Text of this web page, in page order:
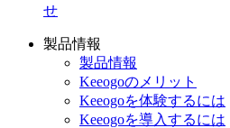
せ
製品情報
製品情報
Keeogoのメリット
Keeogoを体験するには
Keeogoを導入するには